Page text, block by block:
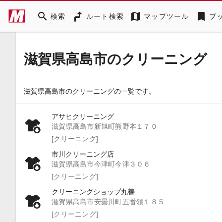
search 検索 ルート検索 map マップツール bookmark ブ
滋賀県高島市のクリーニング
滋賀県高島市のクリーニングの一覧です。
アサヒクリーニング
滋賀県高島市新旭町熊野本１７０
[クリーニング]
市川クリーニング店
滋賀県高島市今津町今津３０６
[クリーニング]
クリーニングショップ丸善
滋賀県高島市安曇川町五番領１８５
[クリーニング]